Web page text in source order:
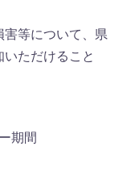
害等について、県
ただけること
期間